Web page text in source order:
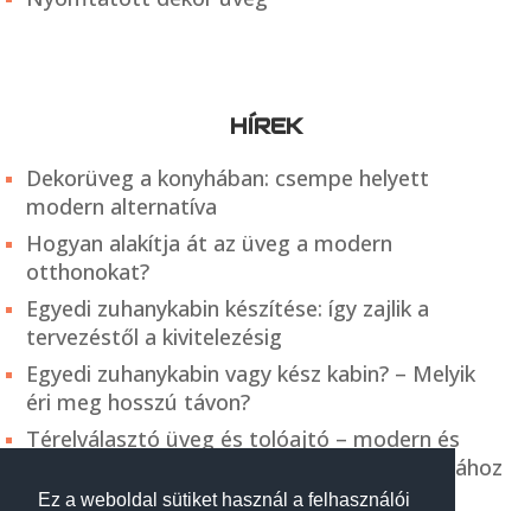
Ez a weboldal sütiket használ a felhasználói
HÍREK
Dekorüveg a konyhában: csempe helyett
modern alternatíva
Hogyan alakítja át az üveg a modern
otthonokat?
Egyedi zuhanykabin készítése: így zajlik a
tervezéstől a kivitelezésig
Egyedi zuhanykabin vagy kész kabin? – Melyik
éri meg hosszú távon?
Térelválasztó üveg és tolóajtó – modern és
praktikus megoldás a belső terek kialakításához